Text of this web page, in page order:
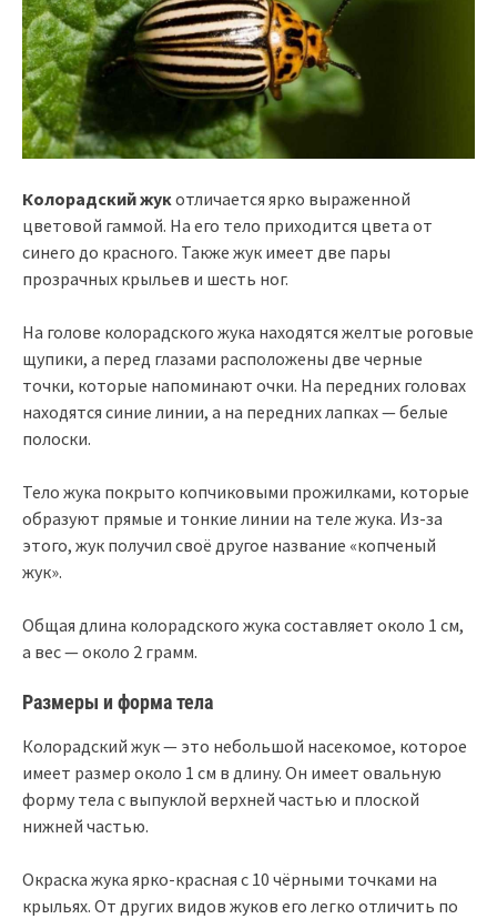
Колорадский жук отличается ярко выраженной
цветовой гаммой. На его тело приходится цвета от
синего до красного. Также жук имеет две пары
прозрачных крыльев и шесть ног.
На голове колорадского жука находятся желтые роговые
щупики, а перед глазами расположены две черные
точки, которые напоминают очки. На передних головах
находятся синие линии, а на передних лапках — белые
полоски.
Тело жука покрыто копчиковыми прожилками, которые
образуют прямые и тонкие линии на теле жука. Из-за
этого, жук получил своё другое название «копченый
жук».
Общая длина колорадского жука составляет около 1 см,
а вес — около 2 грамм.
Размеры и форма тела
Колорадский жук — это небольшой насекомое, которое
имеет размер около 1 см в длину. Он имеет овальную
форму тела с выпуклой верхней частью и плоской
нижней частью.
Окраска жука ярко-красная с 10 чёрными точками на
крыльях. От других видов жуков его легко отличить по